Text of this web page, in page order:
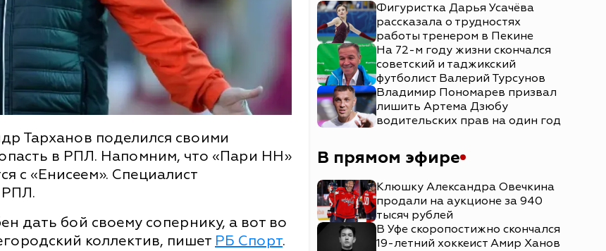
Тарханов поделился своими
в РПЛ. Напомним, что «Пари НН»
с «Енисеем». Специалист
РПЛ.
дать бой своему сопернику, а вот во
коллектив, пишет РБ Спорт.
Фигуристка Дарья Усачёва
рассказала о трудностях
работы тренером в Пекине
На 72-м году жизни скончался
советский и таджикский
футболист Валерий Турсунов
Владимир Пономарев призвал
лишить Артема Дзюбу
водительских прав на один год
В прямом эфире
Клюшку Александра Овечкина
продали на аукционе за 940
тысяч рублей
В Уфе скоропостижно скончался
19-летний хоккеист Амир Ханов